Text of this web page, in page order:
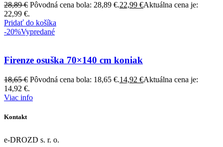
28,89€ Pôvodná cena bola: 28,89 €.22,99 €Aktuálna cena je:
22,99 €.
Pridať do košíka
-20%Vypredané
Firenze osuška 70×140 cm koniak
18,65€ Pôvodná cena bola: 18,65 €.14,92 €Aktuálna cena je:
14,92 €.
Viac info
Kontakt
e-DROZD s. r. o.